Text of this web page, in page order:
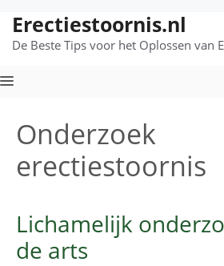
Ga
naar
inhoud
Erectiestoornis.nl
De Beste Tips voor het Oplossen van
Menu
Onderzoek
erectiestoornis
Lichamelijk
de arts